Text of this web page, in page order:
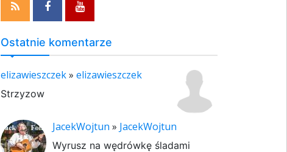
Ostatnie komentarze
elizawieszczek» elizawieszczek
Strzyzow
JacekWojtun » JacekWojtun
Wyrusz na wędrówkę śladami